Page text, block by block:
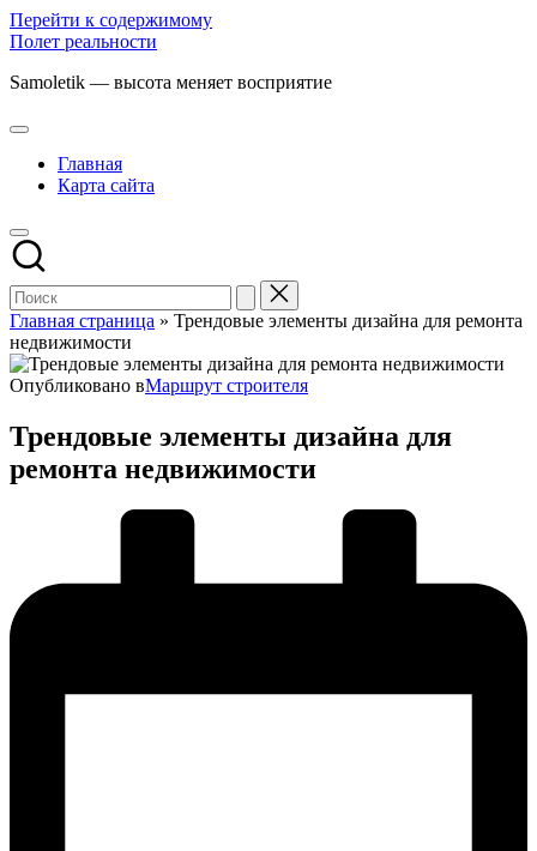
Перейти к содержимому
Полет реальности
Samoletik — высота меняет восприятие
Главная
Карта сайта
Главная страница » Трендовые элементы дизайна для ремонта
недвижимости
Опубликовано вМаршрут строителя
Трендовые элементы дизайна для
ремонта недвижимости